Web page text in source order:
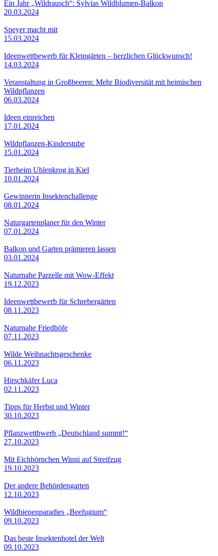
Ein Jahr „Wildrausch“: Sylvias Wildblumen-Balkon
20.03.2024
Speyer macht mit
15.03.2024
Ideenwettbewerb für Kleingärten – herzlichen Glückwunsch!
14.03.2024
Veranstaltung in Großbeeren: Mehr Biodiversität mit heimischen
Wildpflanzen
06.03.2024
Ideen einreichen
17.01.2024
Wildpflanzen-Kinderstube
15.01.2024
Tierheim Uhlenkrog in Kiel
10.01.2024
Gewinnerin Insektenchallenge
08.01.2024
Naturgartenplaner für den Winter
07.01.2024
Balkon und Garten prämieren lassen
03.01.2024
Naturnahe Parzelle mit Wow-Effekt
19.12.2023
Ideenwettbewerb für Schrebergärten
08.11.2023
Naturnahe Friedhöfe
07.11.2023
Wilde Weihnachtsgeschenke
06.11.2023
Hirschkäfer Luca
02.11.2023
Tipps für Herbst und Winter
30.10.2023
Pflanzwettbwerb „Deutschland summt!“
27.10.2023
Mit Eichhörnchen Winni auf Streifzug
19.10.2023
Der andere Behördengarten
12.10.2023
Wildbienenparadies „Beefugium“
09.10.2023
Das beste Insektenhotel der Welt
09.10.2023